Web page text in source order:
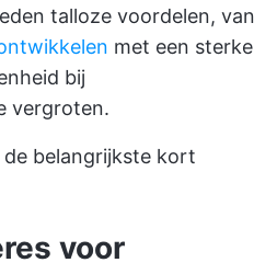
talloze voordelen, van
met een sterke
bij
vergroten.
belangrijkste kort
voor